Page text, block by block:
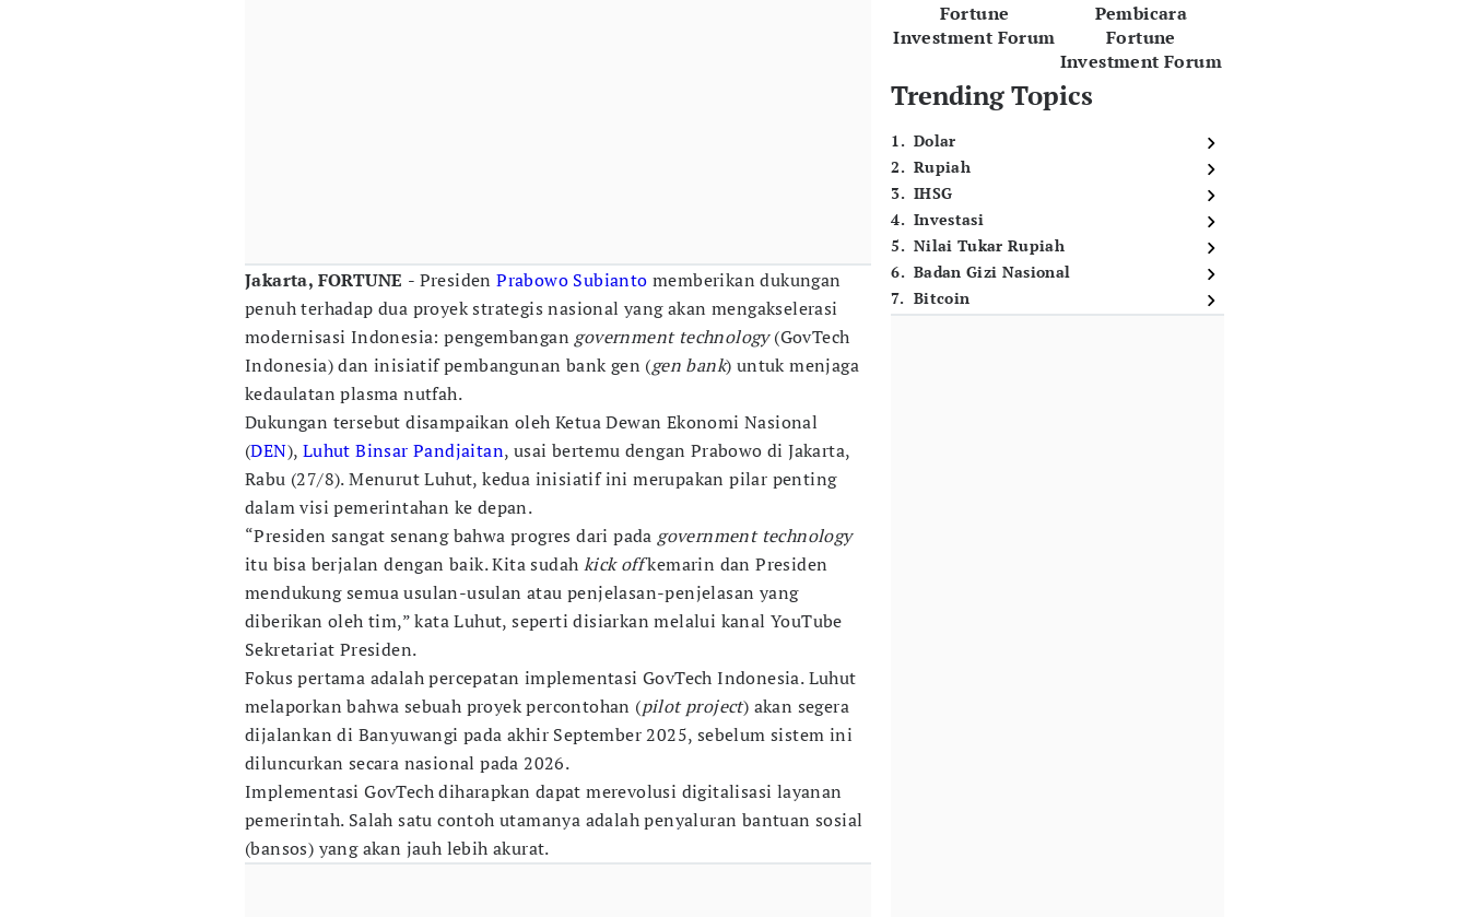
Jakarta, FORTUNE - PresidenPrabowo Subianto memberikan dukungan
penuh terhadap dua proyek strategis nasional yang akan mengakselerasi
modernisasi Indonesia: pengembangan government technology(GovTech
Indonesia) dan inisiatif pembangunan bank gen (gen bank) untuk menjaga
kedaulatan plasma nutfah.
Dukungan tersebut disampaikan oleh Ketua Dewan Ekonomi Nasional
(DEN), Luhut Binsar Pandjaitan, usai bertemu dengan Prabowo di Jakarta,
Rabu (27/8). Menurut Luhut, kedua inisiatif ini merupakan pilar penting
dalam visi pemerintahan ke depan.
“Presiden sangat senang bahwa progres dari pada government technology
itu bisa berjalan dengan baik. Kita sudah kick offkemarin dan Presiden
mendukung semua usulan-usulan atau penjelasan-penjelasan yang
diberikan oleh tim,” kata Luhut, seperti disiarkan melalui kanal YouTube
Sekretariat Presiden.
Fokus pertama adalah percepatan implementasi GovTech Indonesia. Luhut
melaporkan bahwa sebuah proyek percontohan (pilot project) akan segera
dijalankan di Banyuwangi pada akhir September 2025, sebelum sistem ini
diluncurkan secara nasional pada 2026.
Implementasi GovTech diharapkan dapat merevolusi digitalisasi layanan
pemerintah. Salah satu contoh utamanya adalah penyaluran bantuan sosial
(bansos) yang akan jauh lebih akurat.
Fortune
Investment Forum
Pembicara
Fortune
Investment Forum
Trending Topics
1. Dolar
2. Rupiah
3. IHSG
4. Investasi
5. Nilai Tukar Rupiah
6. Badan Gizi Nasional
7. Bitcoin